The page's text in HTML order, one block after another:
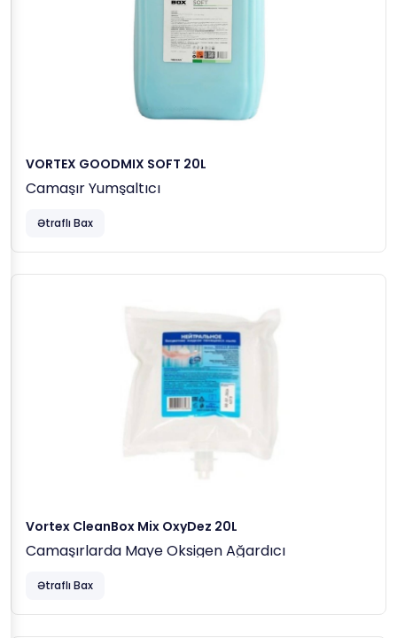
VORTEX GOODMIX SOFT 20L
Camaşır Yumşaltıcı
Ətraflı Bax
Vortex CleanBox Mix OxyDez 20L
Camaşırlarda Maye Oksigen Ağardıcı
Ətraflı Bax